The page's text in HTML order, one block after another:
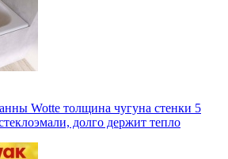
Wotte толщина чугуна стенки 5
долго держит тепло